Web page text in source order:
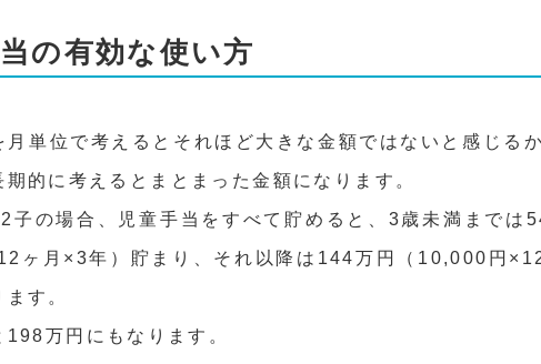
の有効な使い方
月単位で考えるとそれほど大きな金額ではないと感じる
期的に考えるとまとまった金額になります。
子の場合、児童手当をすべて貯めると、3歳未満までは
ヶ月×3年）貯まり、それ以降は144万円（10,000円
す。
198万円にもなります。